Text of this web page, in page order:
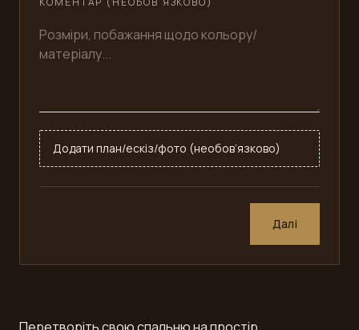
Додати план/ескіз/фото (необов’язково)
Далі